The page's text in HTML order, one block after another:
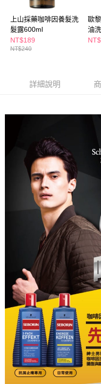
１．透過由恩沛科技股份有限公
權轉讓予恩沛科技股份有限公司。
２．關於個人資料處理事宜，請瀏
https://aftee.tw/terms/#terms3
３．未成年的使用者請事先徵得
時審查核予不同之上限額度；若
每筆NT$65，滿NT$490(含以
付款後7-11取貨
每筆NT$65，滿NT$490(含以
付款後寶雅門市自取(由倉庫
上山採藥咖啡因養髮洗
髮露600ml
NT$189
NT$240
歐
油
詳細說明